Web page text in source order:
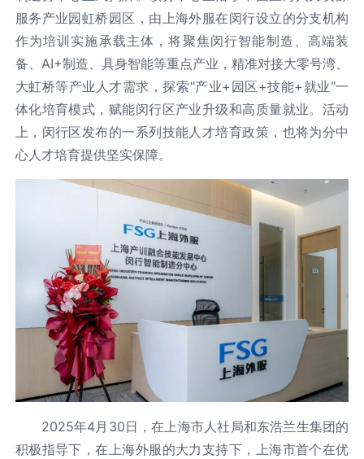
服务产业园虹桥园区，由上海外服在闵行设立的分支机构
作为培训实施承载主体，将聚焦闵行智能制造、高端装
备、AI+制造、具身智能等重点产业，精准对接大零号湾、
大虹桥等产业人才需求，探索"产业+园区+技能+就业"一
体化培育模式，赋能闵行区产业升级和高质量就业。活动
上，闵行区发布的一系列技能人才培育政策，也将为分中
心人才培育提供坚实保障。
2025年4月30日，在上海市人社局和东浩兰生集团的
积极指导下，在上海外服的大力支持下，上海市首个在优